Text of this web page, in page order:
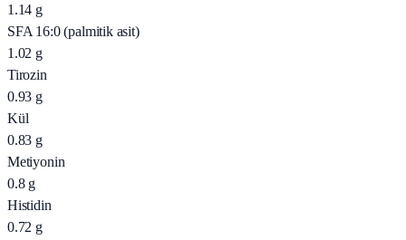
1.14 g
SFA 16:0 (palmitik asit)
1.02 g
Tirozin
0.93 g
Kül
0.83 g
Metiyonin
0.8 g
Histidin
0.72 g